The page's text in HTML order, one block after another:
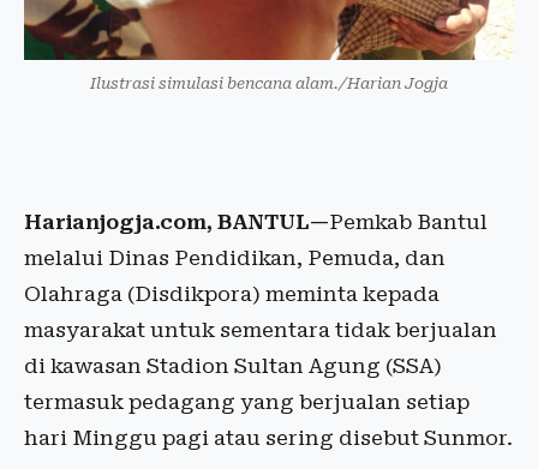
Ilustrasi simulasi bencana alam./Harian Jogja
Harianjogja.com, BANTUL—Pemkab Bantul
melalui Dinas Pendidikan, Pemuda, dan
Olahraga (Disdikpora) meminta kepada
masyarakat untuk sementara tidak berjualan
di kawasan Stadion Sultan Agung (SSA)
termasuk pedagang yang berjualan setiap
hari Minggu pagi atau sering disebut Sunmor.